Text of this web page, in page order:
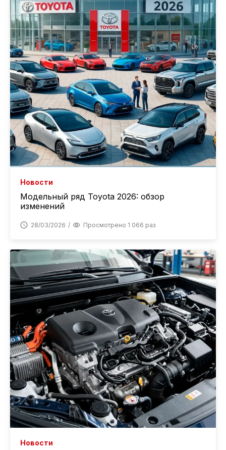
Новости
Модельный ряд Toyota 2026: обзор
изменений
28/03/2026 Просмотрено 1 066 раз
Новости